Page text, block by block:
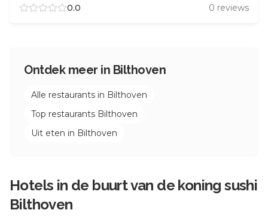
0.0
0 reviews
Ontdek meer in Bilthoven
Alle restaurants in Bilthoven
Top restaurants Bilthoven
Uit eten in Bilthoven
Hotels in de buurt van de koning sushi
Bilthoven